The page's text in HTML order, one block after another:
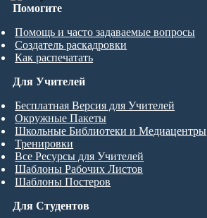
Помогите
Помощь и часто задаваемые вопросы
Создатель раскадровки
Как распечатать
Для Студентов
Для Учителей
Бесплатная Версия для Учителей
Окружные Пакеты
Школьные Библиотеки и Медиацентры
Тренировки
Все Ресурсы для Учителей
Шаблоны Рабочих Листов
Шаблоны Постеров